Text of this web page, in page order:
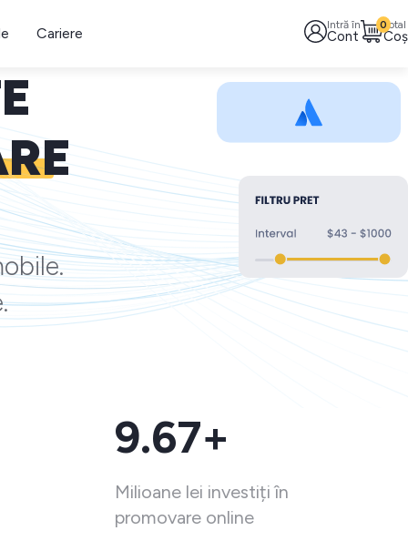
Cariere Intră în
Cont
Total
Coș
0
9.67+
Milioane lei investiți în
promovare online